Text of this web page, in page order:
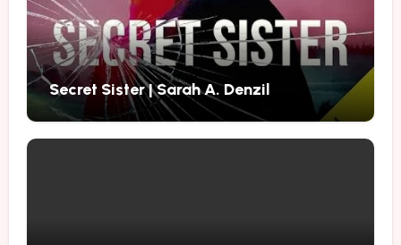
Secret Sister | Sarah A. Denzil